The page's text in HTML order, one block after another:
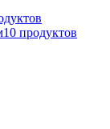
10 продуктов